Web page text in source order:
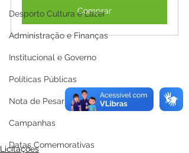
Desporto Cultura e Lazer
Administração e Finanças
Institucional e Governo
Políticas Públicas
Nota de Pesar
Campanhas
Datas Comemorativas
Comprar
Licitações